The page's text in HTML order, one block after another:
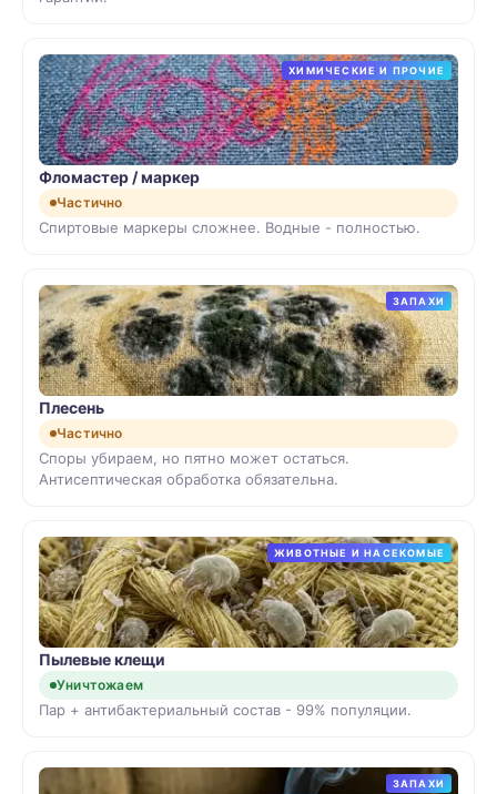
ХИМИЧЕСКИЕ И ПРОЧИЕ
Фломастер / маркер
Частично
Спиртовые маркеры сложнее. Водные - полностью.
ЗАПАХИ
Плесень
Частично
Споры убираем, но пятно может остаться.
Антисептическая обработка обязательна.
ЖИВОТНЫЕ И НАСЕКОМЫЕ
Пылевые клещи
Уничтожаем
Пар + антибактериальный состав - 99% популяции.
ЗАПАХИ